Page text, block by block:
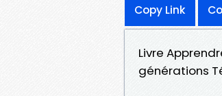
Copy Link
Livre
générations